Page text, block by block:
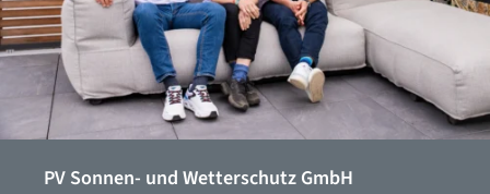
PV Sonnen- und Wetterschutz GmbH